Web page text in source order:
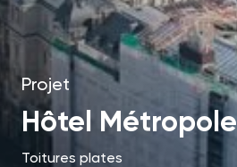
Projet
Hôtel Métropole
Toitures plates